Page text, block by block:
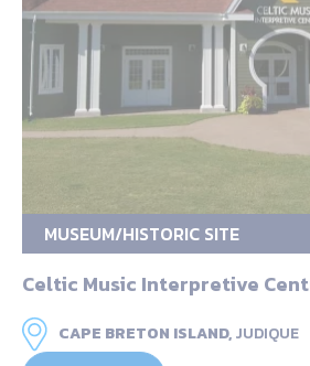
MUSEUM/HISTORIC SITE
Celtic Music Interpretive
CAPE BRETON ISLAND,JUDIQUE